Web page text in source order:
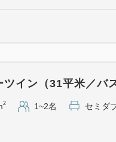
※
イン（31平米／バ
2 1~2名 セミダ